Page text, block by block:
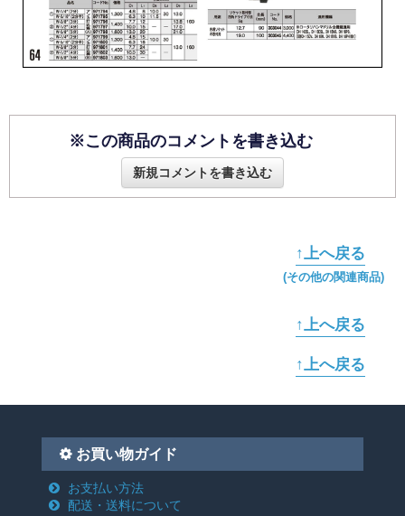
※この商品のコメントを書き込む
新規コメントを書き込む
↑上へ戻る
(その他の関連商品)
↑上へ戻る
↑上へ戻る
お買い物ガイド
お支払い方法
配送・送料について